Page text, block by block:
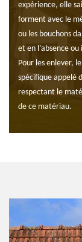
expérience, elle
forment avec le
ou les bouchons
et en l’absence ou
Pour les enlever,
spécifique appelé
respectant le
de ce matériau.